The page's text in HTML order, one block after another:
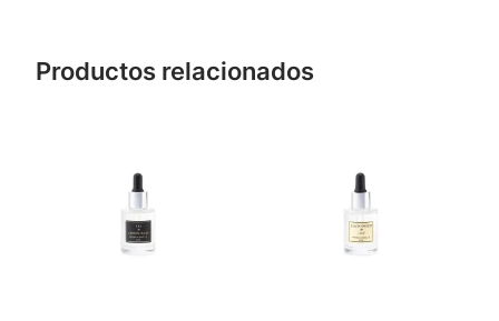
Productos relacionados